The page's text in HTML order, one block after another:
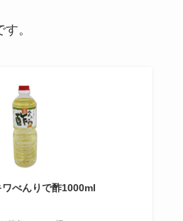
。
ワべんりで酢1000ml